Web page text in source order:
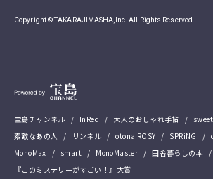
Copyright © TAKARAJIMASHA,Inc. All Rights Reserved.
宝島チャンネル InRed 大人のおしゃれ手帖 sweet
素敵なあの人
リンネル otona ROSY SPRiNG
MonoMax
smart MonoMaster 田舎暮らしの本
『このミステリーがすごい！』大賞